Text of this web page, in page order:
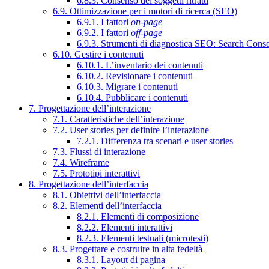
6.9. Ottimizzazione per i motori di ricerca (SEO)
6.9.1. I fattori on-page
6.9.2. I fattori off-page
6.9.3. Strumenti di diagnostica SEO: Search
6.10. Gestire i contenuti
6.10.1. L’inventario dei contenuti
6.10.2. Revisionare i contenuti
6.10.3. Migrare i contenuti
6.10.4. Pubblicare i contenuti
7. Progettazione dell’interazione
7.1. Caratteristiche dell’interazione
7.2. User stories per definire l’interazione
7.2.1. Differenza tra scenari e user stories
7.3. Flussi di interazione
7.4. Wireframe
7.5. Prototipi interattivi
8. Progettazione dell’interfaccia
8.1. Obiettivi dell’interfaccia
8.2. Elementi dell’interfaccia
8.2.1. Elementi di composizione
8.2.2. Elementi interattivi
8.2.3. Elementi testuali (microtesti)
8.3. Progettare e costruire in alta fedeltà
8.3.1. Layout di pagina